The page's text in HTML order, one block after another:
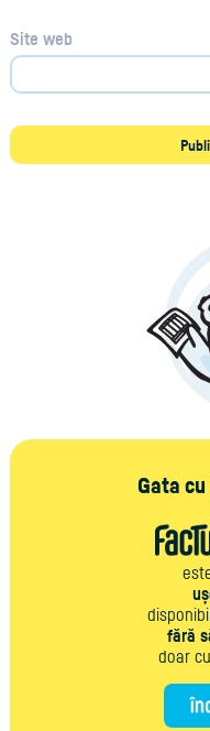
Site web
Gata
fără
doar